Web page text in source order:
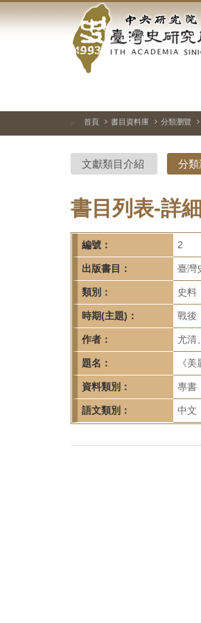
到
中
央
研
院-
臺
灣
史
研
究
所-
首
頁
::: 首頁 書目資料庫 分類瀏覽
文獻類目介紹 分類
書目列表-詳
編號： 2
出版書目： 臺灣
類別： 史料
時期(主題)： 戰後
作者： 尤清
題名： 《
資料類別： 專書
語文類別： 中文